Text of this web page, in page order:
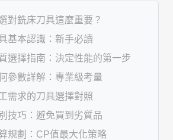
對銑床刀具這麼重要？
基本認識：新手必讀
選擇指南：決定性能的第一步
參數詳解：專業級考量
需求的刀具選擇對照
技巧：避免買到劣質品
規劃：CP值最大化策略